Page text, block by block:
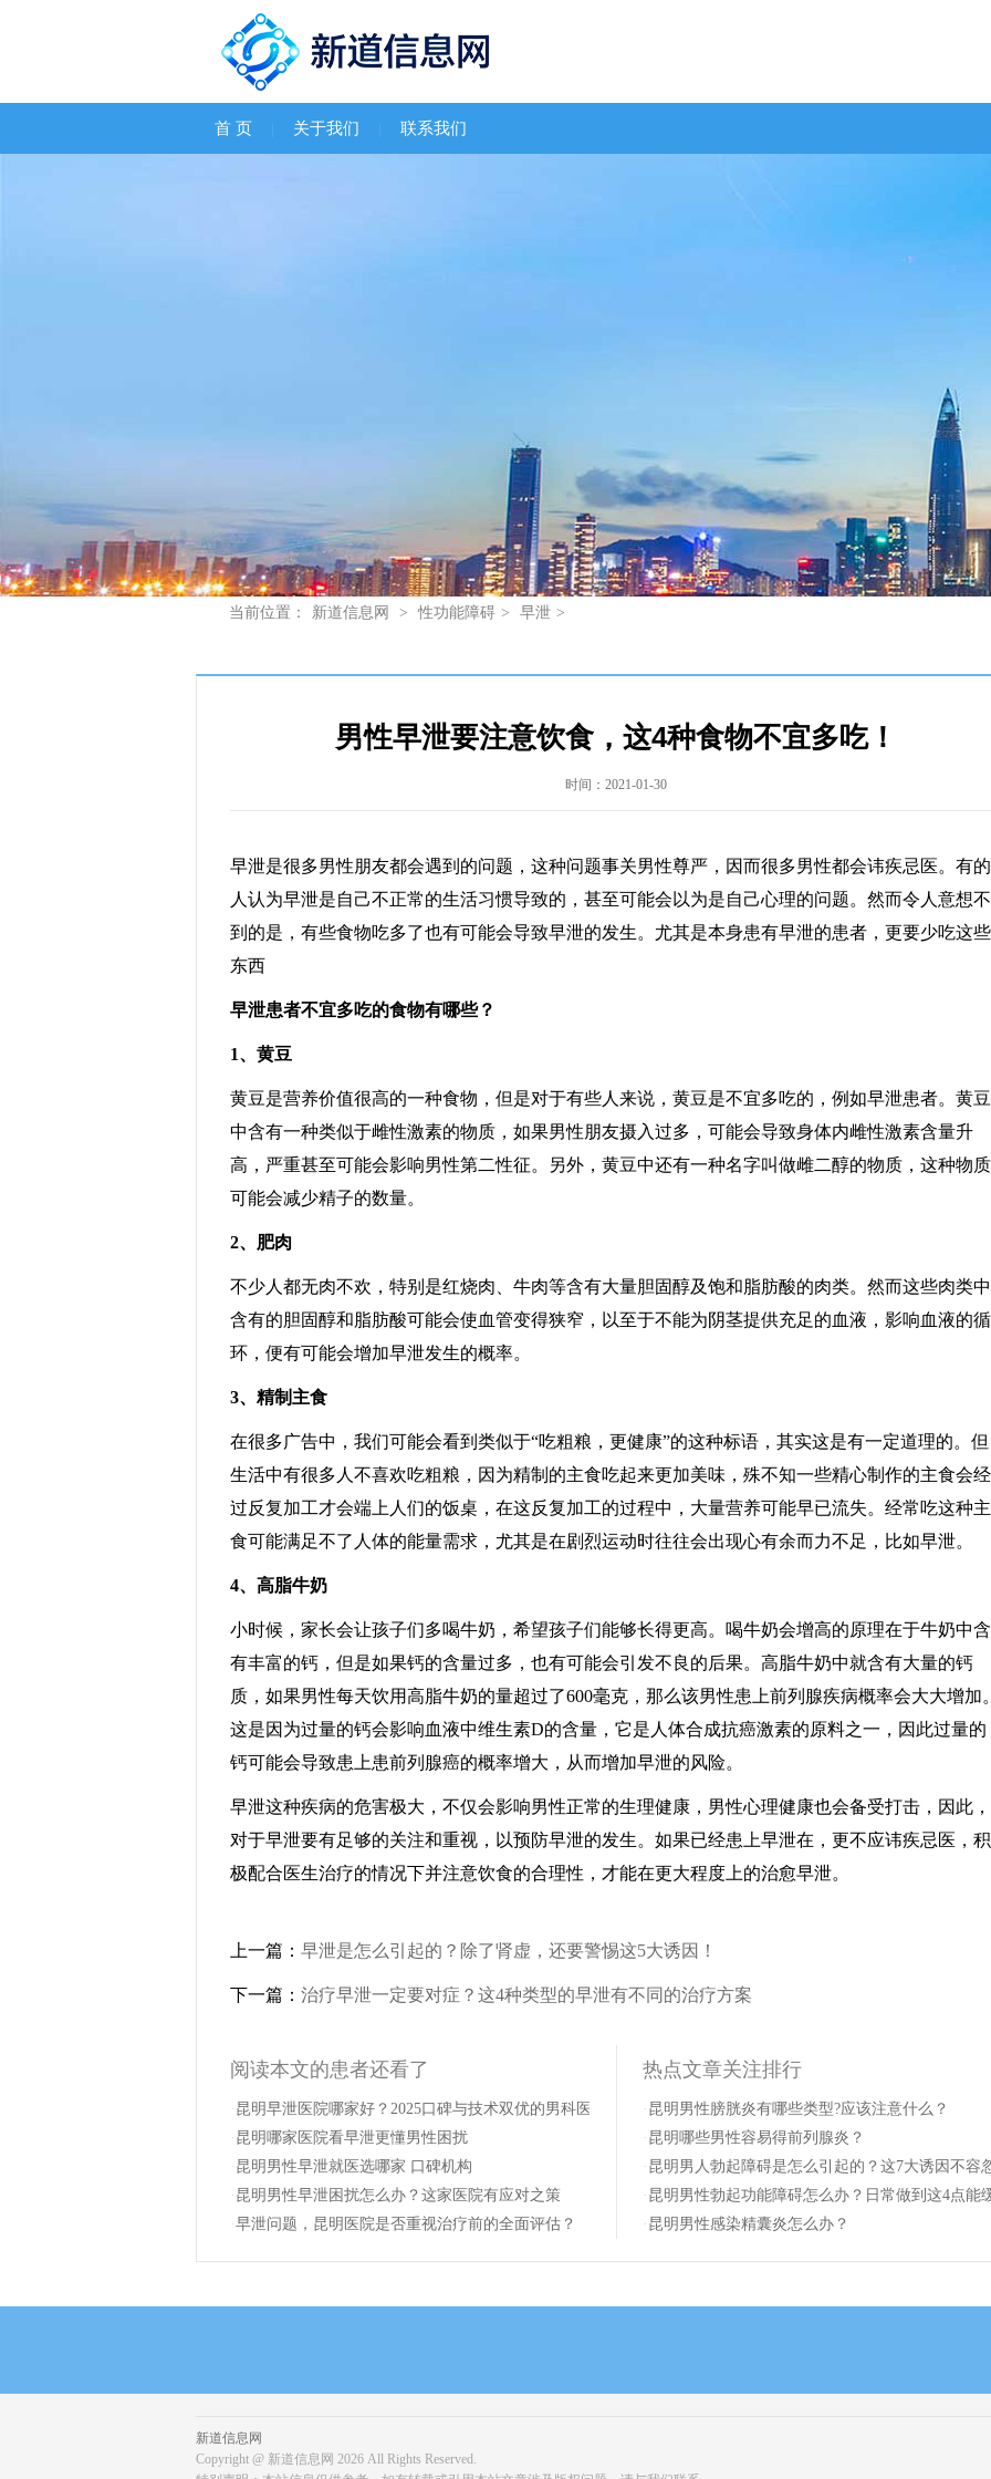
首 页 关于我们 联系我们
当前位置： 新道信息网 > 性功能障碍 > 早泄 >
男性早泄要注意饮食，这4种食物不宜多吃！
时间：2021-01-30
早泄是很多男性朋友都会遇到的问题，这种问题事关男性尊严，因而很多男性都会讳疾忌医。有的
人认为早泄是自己不正常的生活习惯导致的，甚至可能会以为是自己心理的问题。然而令人意想不
到的是，有些食物吃多了也有可能会导致早泄的发生。尤其是本身患有早泄的患者，更要少吃这些
东西
早泄患者不宜多吃的食物有哪些？
1、黄豆
黄豆是营养价值很高的一种食物，但是对于有些人来说，黄豆是不宜多吃的，例如早泄患者。黄豆
中含有一种类似于雌性激素的物质，如果男性朋友摄入过多，可能会导致身体内雌性激素含量升
高，严重甚至可能会影响男性第二性征。另外，黄豆中还有一种名字叫做雌二醇的物质，这种物质
可能会减少精子的数量。
2、肥肉
不少人都无肉不欢，特别是红烧肉、牛肉等含有大量胆固醇及饱和脂肪酸的肉类。然而这些肉类中
含有的胆固醇和脂肪酸可能会使血管变得狭窄，以至于不能为阴茎提供充足的血液，影响血液的循
环，便有可能会增加早泄发生的概率。
3、精制主食
在很多广告中，我们可能会看到类似于“吃粗粮，更健康”的这种标语，其实这是有一定道理的。但
生活中有很多人不喜欢吃粗粮，因为精制的主食吃起来更加美味，殊不知一些精心制作的主食会经
过反复加工才会端上人们的饭桌，在这反复加工的过程中，大量营养可能早已流失。经常吃这种主
食可能满足不了人体的能量需求，尤其是在剧烈运动时往往会出现心有余而力不足，比如早泄。
4、高脂牛奶
小时候，家长会让孩子们多喝牛奶，希望孩子们能够长得更高。喝牛奶会增高的原理在于牛奶中含
有丰富的钙，但是如果钙的含量过多，也有可能会引发不良的后果。高脂牛奶中就含有大量的钙
质，如果男性每天饮用高脂牛奶的量超过了600毫克，那么该男性患上前列腺疾病概率会大大增加
这是因为过量的钙会影响血液中维生素D的含量，它是人体合成抗癌激素的原料之一，因此过量的
钙可能会导致患上患前列腺癌的概率增大，从而增加早泄的风险。​
早泄这种疾病的危害极大，不仅会影响男性正常的生理健康，男性心理健康也会备受打击，因此，
对于早泄要有足够的关注和重视，以预防早泄的发生。如果已经患上早泄在，更不应讳疾忌医，积
极配合医生治疗的情况下并注意饮食的合理性，才能在更大程度上的治愈早泄。​
上一篇： 早泄是怎么引起的？除了肾虚，还要警惕这5大诱因！
下一篇： 治疗早泄一定要对症？这4种类型的早泄有不同的治疗方案
阅读本文的患者还看了
· 昆明早泄医院哪家好？2025口碑与技术双优的男科医院推荐
· 昆明哪家医院看早泄更懂男性困扰
· 昆明男性早泄就医选哪家 口碑机构
· 昆明男性早泄困扰怎么办？这家医院有应对之策
·早泄问题，昆明医院是否重视治疗前的全面评估？
热点文章关注排行
· 昆明男性膀胱炎有哪些类型?应该注意什么？
· 昆明哪些男性容易得前列腺炎？
· 昆明男人勃起障碍是怎么引起的？这7大诱因不容
· 昆明男性勃起功能障碍怎么办？日常做到这4点能
· 昆明男性感染精囊炎怎么办？
新道信息网
Copyright @ 新道信息网 2026 All Rights Reserved.